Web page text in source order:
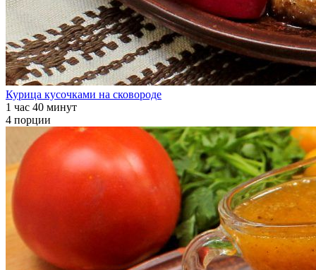
Курица кусочками на сковороде
1 час 40 минут
4 порции